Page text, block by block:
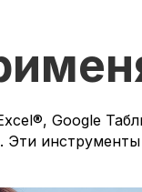
Google
Эти